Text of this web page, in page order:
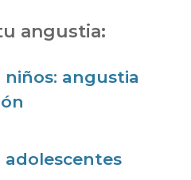
angustia:
angustia